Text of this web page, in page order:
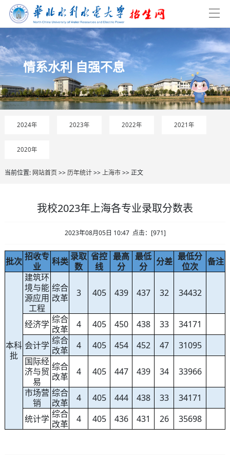
情系水利 自强不息
2024年 2023年 2022年 2021年
2020年
当前位置: 网站首页>>历年统计>>上海市>> 正文
我校2023年上海各专业录取分数表
2023年08月05日 10:47 点击：[971]
批次 招收专
业
科类 录取
数
省控
线
最高
分
最低
分
分差 最低分
位次
备注
本科
批
建筑环
境与能
源应用
工程
综合
改革
3 405 439 437 32 34432
经济学 综合
改革
4 405 450 438 33
34171
会计学 综合
改革
4 405 454 452 47
31095
国际经
济与贸
易
综合
改革
4 405 447 439 34
33966
市场营
销
综合
改革
4 405 444 438 33
34171
统计学 综合
改革
4 405 436 431 26 35698